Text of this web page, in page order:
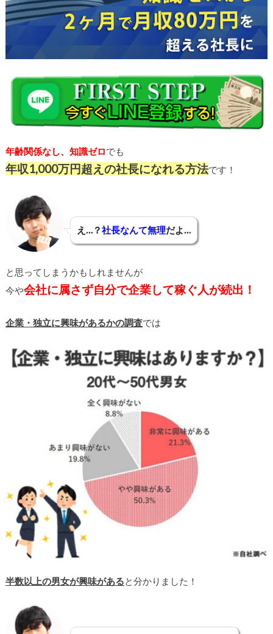
年齢関係なし、知識ゼロでも
年収1,000万円超えの社長になれる方法です！
え…？社長なんて無理だよ…
と思ってしまうかもしれませんが
今や会社に属さず自分で企業して稼ぐ人が続出！
企業・独立に興味があるかの調査では
半数以上の男女が興味があると分かりました！